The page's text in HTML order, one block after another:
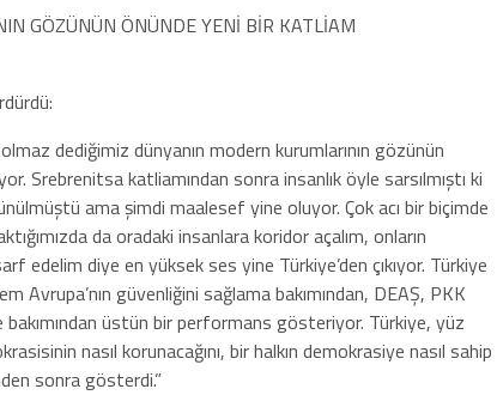
GÖZÜNÜN ÖNÜNDE YENİ BİR KATLİAM
dediğimiz dünyanın modern kurumlarının gözünün
Srebrenitsa katliamından sonra insanlık öyle sarsılmıştı ki
ama şimdi maalesef yine oluyor. Çok acı bir biçimde
da oradaki insanlara koridor açalım, onların
edelim diye en yüksek ses yine Türkiye’den çıkıyor. Türkiye
Avrupa’nın güvenliğini sağlama bakımından, DEAŞ, PKK
üstün bir performans gösteriyor. Türkiye, yüz
nasıl korunacağını, bir halkın demokrasiye nasıl sahip
sonra gösterdi.”